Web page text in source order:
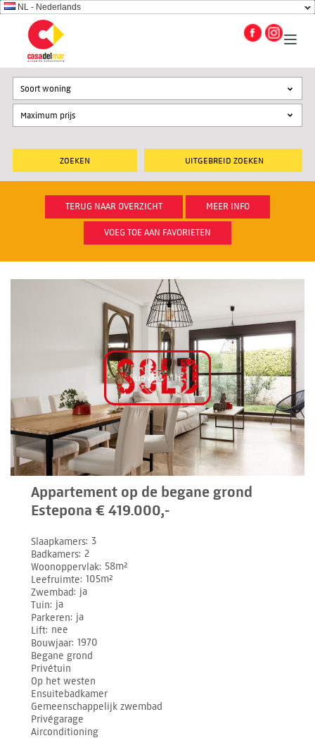
NL - Nederlands
UITGEBREID ZOEKEN
Soort woning
TERUG NAAR OVERZICHT MEER INFO
VOEG TOE AAN FAVORIETEN
Appartement op de begane grond
Estepona € 419.000,-
Slaapkamers 3
Badkamers 2
Woonoppervlak 58m²
Leefruimte 105m²
Zwembad ja
Tuin ja
Parkeren ja
Lift nee
Bouwjaar 1970
Begane grond
Privétuin
Op het westen
Ensuitebadkamer
Gemeenschappelijk zwembad
Privégarage
Airconditioning